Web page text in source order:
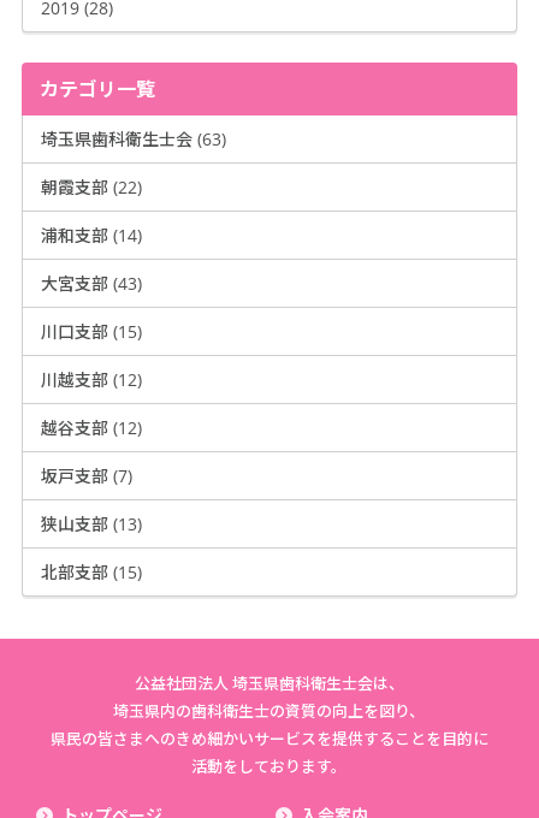
2019 (28)
カテゴリ一覧
埼玉県歯科衛生士会 (63)
朝霞支部 (22)
浦和支部 (14)
大宮支部 (43)
川口支部 (15)
川越支部 (12)
越谷支部 (12)
坂戸支部 (7)
狭山支部 (13)
北部支部 (15)
公益社団法人 埼玉県歯科衛生士会は、
埼玉県内の歯科衛生士の資質の向上を図り、
県民の皆さまへのきめ細かいサービスを提供することを目的に
活動をしております。